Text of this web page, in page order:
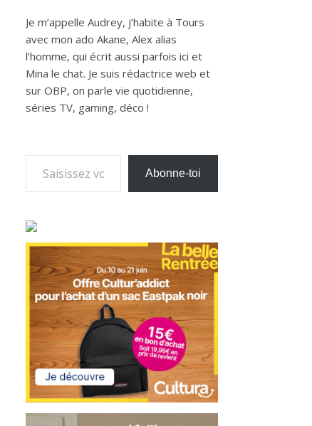
Je m’appelle Audrey, j’habite à Tours
avec mon ado Akane, Alex alias
l’homme, qui écrit aussi parfois ici et
Mina le chat. Je suis rédactrice web et
sur OBP, on parle vie quotidienne,
séries TV, gaming, déco !
Saisissez votre adresse e-mail…
Abonne-toi